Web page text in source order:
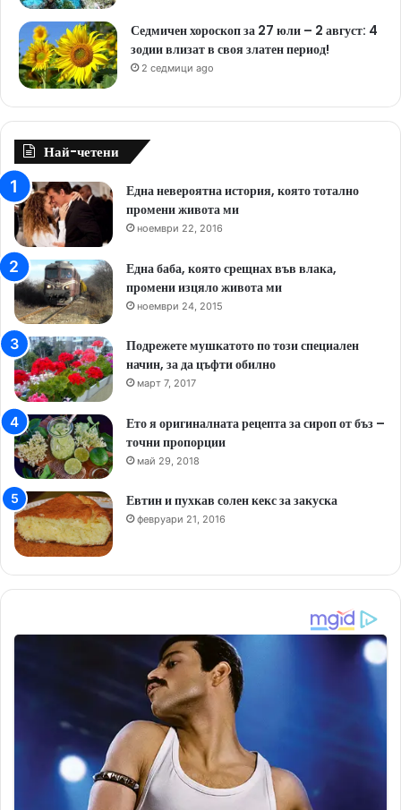
Седмичен хороскоп за 27 юли – 2 август: 4
зодии влизат в своя златен период!
2 седмици ago
Най-четени
Една невероятна история, която тотално
промени живота ми
ноември 22, 2016
Една баба, която срещнах във влака,
промени изцяло живота ми
ноември 24, 2015
Подрежете мушкатото по този специален
начин, за да цъфти обилно
март 7, 2017
Ето я оригиналната рецепта за сироп от бъз –
точни пропорции
май 29, 2018
Евтин и пухкав солен кекс за закуска
февруари 21, 2016